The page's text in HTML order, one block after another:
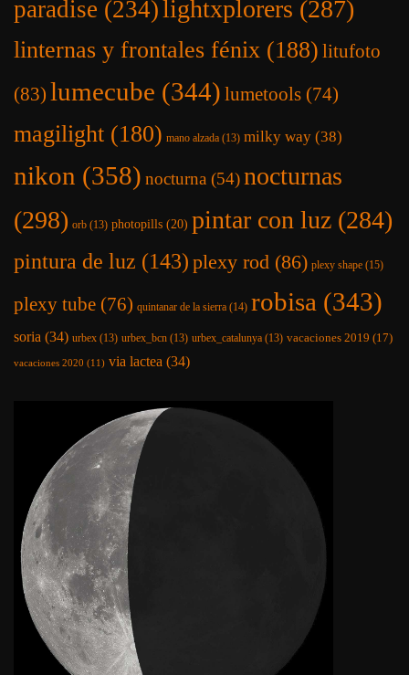
paradise (234)lightxplorers (287)
linternas y frontales fénix (188) litufoto
(83) lumecube (344) lumetools (74)
magilight (180) mano alzada (13) milky way (38)
nikon (358) nocturna (54)nocturnas
(298) orb (13) photopills (20) pintar con luz (284)
pintura de luz (143) plexy rod (86) plexy shape (15)
plexy tube (76) quintanar de la sierra (14) robisa (343)
soria (34) urbex (13) urbex_bcn (13) urbex_catalunya (13) vacaciones 2019 (17)
vacaciones 2020 (11) via lactea (34)